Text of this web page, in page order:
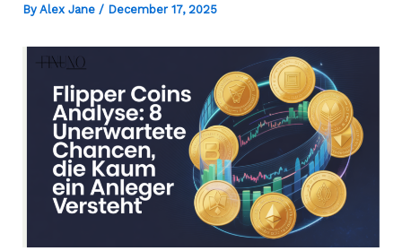
By Alex Jane / December 17, 2025